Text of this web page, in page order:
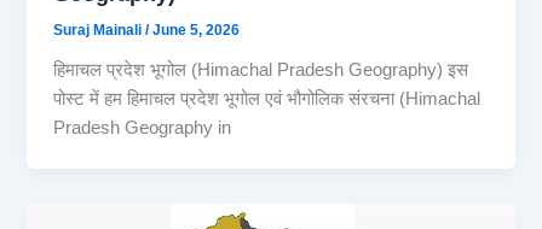
Suraj Mainali/June 5, 2026
हिमाचल प्रदेश भूगोल (Himachal Pradesh Geography) इस
पोस्ट में हम हिमाचल प्रदेश भूगोल एवं भौगोलिक संरचना (Himachal
Pradesh Geography in